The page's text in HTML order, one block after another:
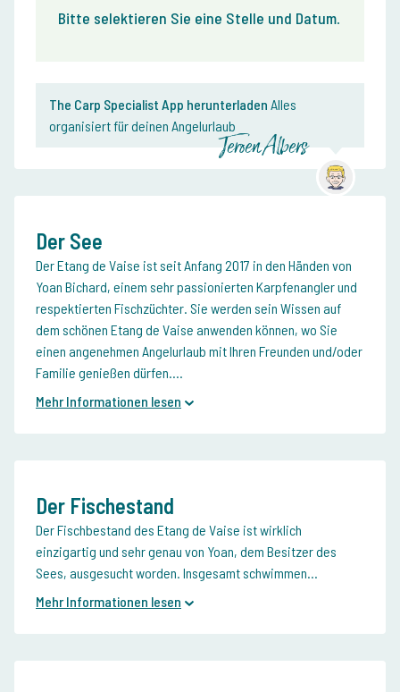
Bitte selektieren Sie eine Stelle und Datum.
The Carp Specialist App herunterladen Alles
organisiert für deinen Angelurlaub
Jeroen Albers
Der See
Der Etang de Vaise ist seit Anfang 2017 in den Händen von
Yoan Bichard, einem sehr passionierten Karpfenangler und
respektierten Fischzüchter. Sie werden sein Wissen auf
dem schönen Etang de Vaise anwenden können, wo Sie
einen angenehmen Angelurlaub mit Ihren Freunden und/oder
Familie genießen dürfen....
Mehr Informationen lesen
Der Fischestand
Der Fischbestand des Etang de Vaise ist wirklich
einzigartig und sehr genau von Yoan, dem Besitzer des
Sees, ausgesucht worden. Insgesamt schwimmen...
Mehr Informationen lesen